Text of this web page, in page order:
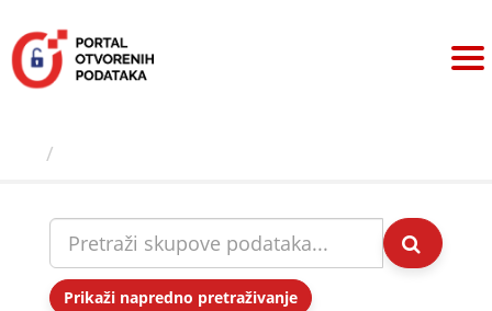
sadržaj
Prikaži napredno pretraživanje